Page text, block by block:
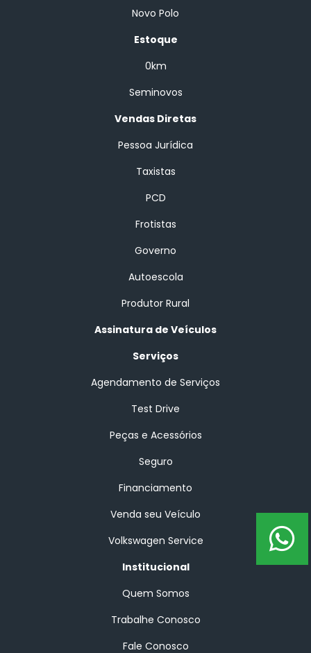
Novo Polo
Estoque
0km
Seminovos
Vendas Diretas
Pessoa Jurídica
Taxistas
PCD
Frotistas
Governo
Autoescola
Produtor Rural
Assinatura de Veículos
Serviços
Agendamento de Serviços
Test Drive
Peças e Acessórios
Seguro
Financiamento
Venda seu Veículo
Volkswagen Service
Institucional
Quem Somos
Trabalhe Conosco
Fale Conosco